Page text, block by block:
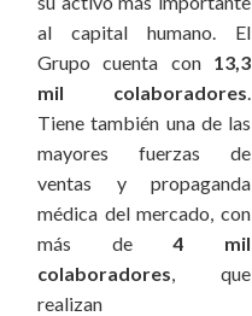
al capital humano. El
Grupo cuenta con 13,3
mil colaboradores.
Tiene también una de las
mayores fuerzas de
ventas y propaganda
médica del mercado, con
más de4 mil
colaboradores, que
realizan